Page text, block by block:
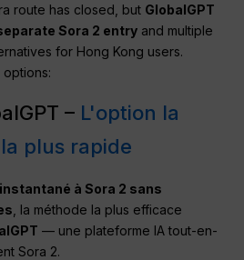
route has closed, but GlobalGPT
Sora 2 entry and multiple
for Hong Kong users.
– L'option la
plus rapide
à Sora 2 sans
, la méthode la plus efficace
— une plateforme IA tout-en-
Sora 2.